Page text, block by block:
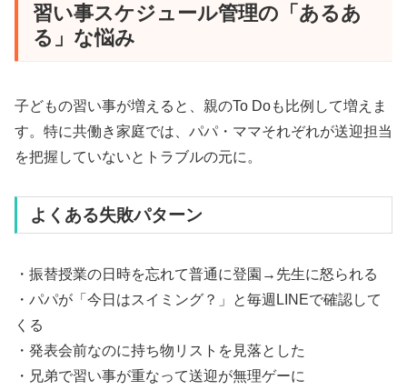
習い事スケジュール管理の「あるあ
る」な悩み
子どもの習い事が増えると、親のTo Doも比例して増えま
す。特に共働き家庭では、パパ・ママそれぞれが送迎担当
を把握していないとトラブルの元に。
よくある失敗パターン
・振替授業の日時を忘れて普通に登園→先生に怒られる
・パパが「今日はスイミング？」と毎週LINEで確認して
くる
・発表会前なのに持ち物リストを見落とした
・兄弟で習い事が重なって送迎が無理ゲーに